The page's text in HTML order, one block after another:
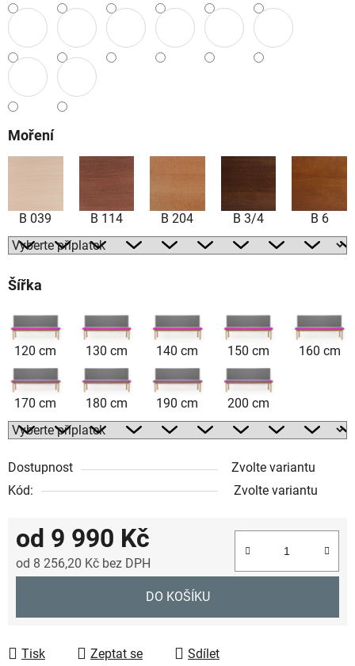
Moření
B 039 B 114 B 204 B 3/4 B 6
Šířka
120 cm 130 cm 140 cm 150 cm 160 cm
170 cm 180 cm 190 cm 200 cm
Dostupnost
Zvolte variantu
Kód:
Zvolte variantu
od 9 990 Kč
od 8 256,20 Kč bez DPH
DO KOŠÍKU
Tisk Zeptat se Sdílet